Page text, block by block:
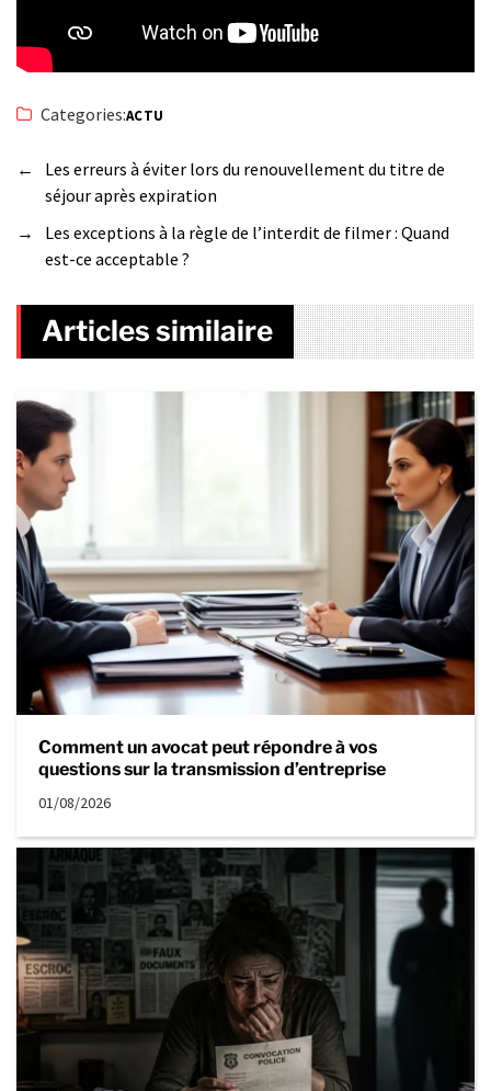
Categories:ACTU
←
Les erreurs à éviter lors du renouvellement du titre de
séjour après expiration
→
Les exceptions à la règle de l’interdit de filmer : Quand
est-ce acceptable ?
Articles similaire
Comment un avocat peut répondre à vos
questions sur la transmission d’entreprise
01/08/2026